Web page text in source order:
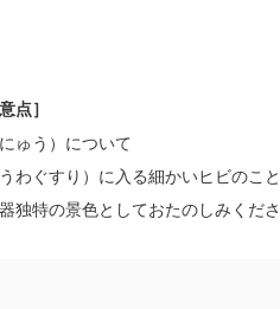
点］
ゅう）について
わぐすり）に入る細かいヒビのこ
独特の景色としておたのしみくださ